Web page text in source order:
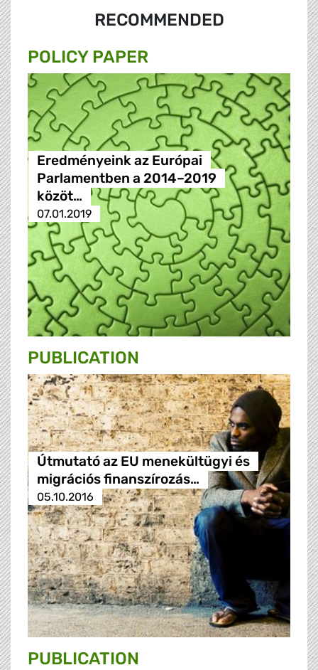
RECOMMENDED
POLICY PAPER
Eredményeink az Európai
Parlamentben a 2014–2019
közöt…
07.01.2019
PUBLICATION
Útmutató az EU menekültügyi és
migrációs finanszírozás…
05.10.2016
PUBLICATION